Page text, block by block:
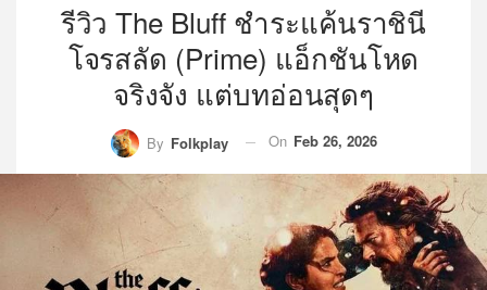
รีวิว The Bluff ชำระแค้นราชินี
โจรสลัด (prime) แอ็กชันโหด
จริงจัง แต่บทอ่อนสุดๆ
By Folkplay On Feb 26, 2026